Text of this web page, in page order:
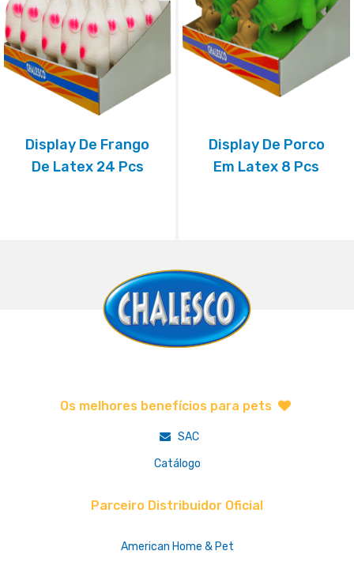
Display De Frango
De Latex 24 Pcs
Display De Porco
Em Latex 8 Pcs
Os melhores benefícios para pets
SAC
Catálogo
Parceiro Distribuidor Oficial
American Home & Pet